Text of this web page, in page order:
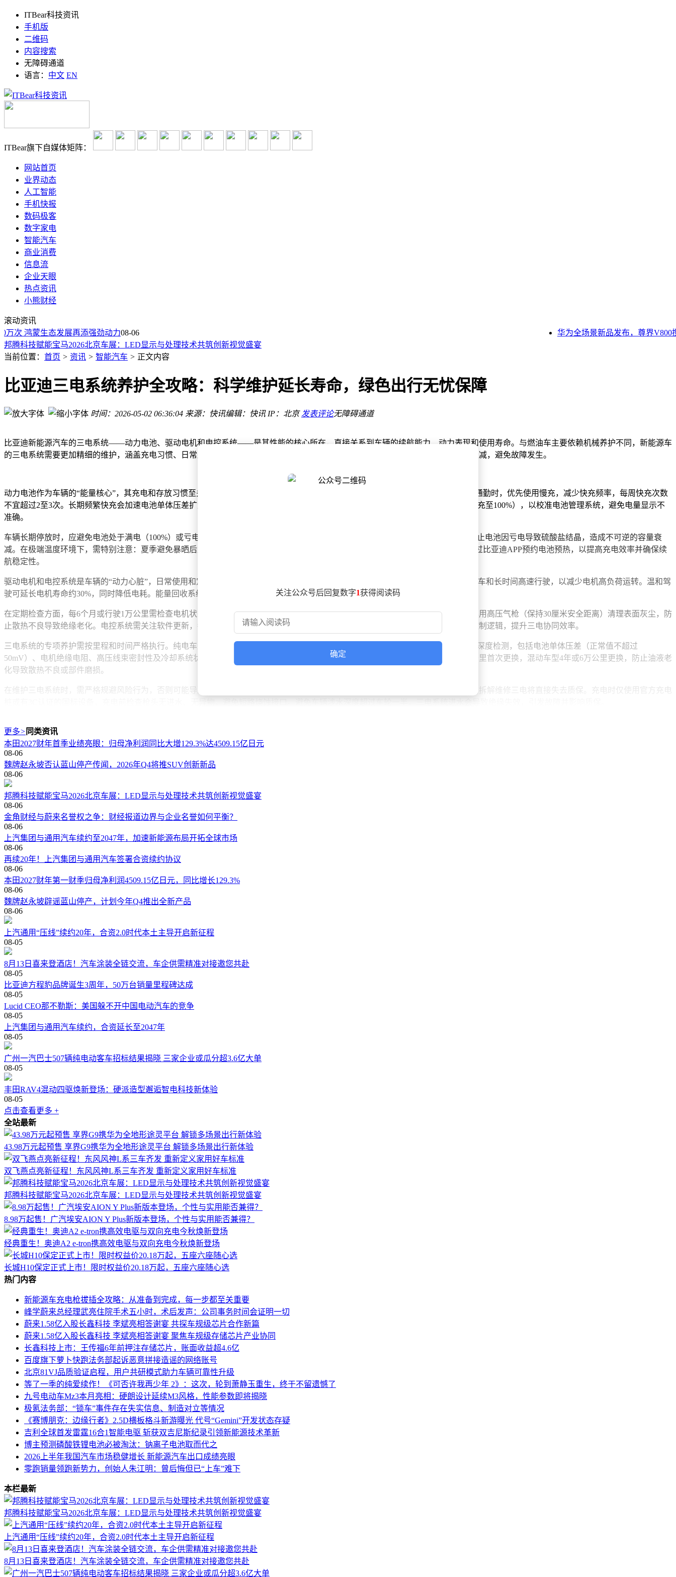
ITBear科技资讯
手机版
二维码
内容搜索
无障碍通道
语言： 中文 EN
ITBear旗下自媒体矩阵：
网站首页
业界动态
人工智能
手机快报
数码极客
数字家电
智能汽车
商业消费
信息流
企业天眼
热点资讯
小熊财经
滚动资讯
次 鸿蒙生态发展再添强劲动力08-06 华为全场景新品发布，尊界V800
8月13日喜来登酒店！汽车涂装全链交流，车企供需精准对接邀您共赴
魏牌赵永坡否认蓝山停产传闻，2026年Q4将推SUV创新新品
邦腾科技赋能宝马2026北京车展：LED显示与处理技术共筑创新视觉盛宴
金角财经与蔚来名誉权之争：财经报道边界与企业名誉如何平衡？
上汽集团与通用汽车续约至2047年，加速新能源布局开拓全球市场
本田2027财年第一财季归母净利润4509.15亿日元，同比增长129.3%
魏牌赵永坡辟谣蓝山停产，计划今年Q4推出全新产品
上汽通用“压线”续约20年，合资2.0时代本土主导开启新征程
8月13日喜来登酒店！汽车涂装全链交流，车企供需精准对接邀您共赴
当前位置： 首页 > 资讯 > 智能汽车 > 正文内容
比亚迪三电系统养护全攻略：科学维护延长寿命，绿色出行无忧保障
时间：2026-05-02 06:36:04 来源：快讯编辑：快讯 IP：北京 发表评论无障碍通道
比亚迪新能源汽车的三电系统——动力电池、驱动电机和电控系统——是其性能的核心所在，直接关系到车辆的续航能力、动力表现和使用寿命。与燃油车主要依赖机械养护不同，新能源车
的三电系统需要更加精细的维护，涵盖充电习惯、日常监测、定期保养和风险规避四个方面。只有遵循科学方法，才能有效延缓系统衰减，避免故障发生。
动力电池作为车辆的“能量核心”，其充电和存放习惯至关重要。核心原则是避免过度充放电，建议将电量维持在20%至80%之间。日常通勤时，优先使用慢充，减少快充频率，每周快充次数
不宜超过2至3次。长期频繁快充会加速电池单体压差扩大，导致续航能力下降。对于磷酸铁锂电池，每月可进行一次满充满放（从20%充至100%），以校准电池管理系统，避免电量显示不
准确。
车辆长期停放时，应避免电池处于满电（100%）或亏电（低于20%）状态，最佳存放电量为40%至60%，并每1至2个月补充一次电，防止电池因亏电导致硫酸盐结晶，造成不可逆的容量衰
减。在极端温度环境下，需特别注意：夏季避免暴晒后立即充电，高温（超过45℃）会加速电池老化；冬季（低于0℃）充电前，可通过比亚迪APP预约电池预热，以提高充电效率并确保续
航稳定性。
驱动电机和电控系统是车辆的“动力心脏”，日常使用和定期检查同样不可或缺。驾驶习惯直接影响电机寿命，应避免频繁急加速、急刹车和长时间高速行驶，以减少电机高负荷运转。温和驾
驶可延长电机寿命约30%，同时降低电耗。能量回收系统建议调至中档，既能回收电能，又能减少对电机和电控系统的冲击。
在定期检查方面，每6个月或行驶1万公里需检查电机状态，留意是否有异常噪音、抖动或过热现象，并保持电机及控制器清洁。每半年用高压气枪（保持30厘米安全距离）清理表面灰尘，防
止散热不良导致绝缘老化。电控系统需关注软件更新，每半年到授权门店检测并升级电池管理系统和电控程序，修复系统漏洞，优化控制逻辑，提升三电协同效率。
三电系统的专项养护需按里程和时间严格执行。纯电车型每2万公里或12个月，插电混动车型每1.5万公里或12个月，需到授权网点完成深度检测，包括电池单体压差（正常值不超过
50mV）、电机绝缘电阻、高压线束密封性及冷却系统状态。电池冷却液每4年或8万公里更换一次，电机减速器油方面，纯电车型6万公里首次更换，混动车型4年或6万公里更换，防止油液老
化导致散热不良或部件磨损。
在维护三电系统时，需严格规避风险行为，否则可能导致质保失效或严重故障。严禁私自改装电池、电控系统或高压线束，非授权门店拆解维修三电将直接失去质保。充电时仅使用官方充电
桩或有3C认证的国标设备，充电前检查枪头无进水、无异物，避免短路烧蚀接口。避免车辆涉水深度超过车轮一半，三电系统进水会导致绝缘失效，引发故障并影响质保。
这不仅有助于长期保持续航和动力性能，还能为车主节省大量维修成本，确保每一次绿色出行都安心无忧。
关注公众号后回复数字1获得阅读码
确定
更多> 同类资讯
本田2027财年首季业绩亮眼：归母净利润同比大增129.3%达4509.15亿日元
08-06
魏牌赵永坡否认蓝山停产传闻，2026年Q4将推SUV创新新品
08-06
邦腾科技赋能宝马2026北京车展：LED显示与处理技术共筑创新视觉盛宴
08-06
金角财经与蔚来名誉权之争：财经报道边界与企业名誉如何平衡？
08-06
上汽集团与通用汽车续约至2047年，加速新能源布局开拓全球市场
08-06
再续20年！上汽集团与通用汽车签署合资续约协议
08-06
本田2027财年第一财季归母净利润4509.15亿日元，同比增长129.3%
08-06
魏牌赵永坡辟谣蓝山停产，计划今年Q4推出全新产品
08-06
上汽通用“压线”续约20年，合资2.0时代本土主导开启新征程
08-05
8月13日喜来登酒店！汽车涂装全链交流，车企供需精准对接邀您共赴
08-05
比亚迪方程豹品牌诞生3周年，50万台销量里程碑达成
08-05
Lucid CEO那不勒斯：美国躲不开中国电动汽车的竞争
08-05
上汽集团与通用汽车续约，合资延长至2047年
08-05
广州一汽巴士507辆纯电动客车招标结果揭晓 三家企业或瓜分超3.6亿大单
08-05
丰田RAV4混动四驱焕新登场：硬派造型邂逅智电科技新体验
08-05
点击查看更多 +
全站最新
43.98万元起预售 享界G9携华为全地形途灵平台 解锁多场景出行新体验
双飞燕点亮新征程！东风风神L系三车齐发 重新定义家用好车标准
邦腾科技赋能宝马2026北京车展：LED显示与处理技术共筑创新视觉盛宴
8.98万起售！广汽埃安AION Y Plus新版本登场，个性与实用能否兼得？
经典重生！奥迪A2 e-tron携高效电驱与双向充电今秋焕新登场
长城H10保定正式上市！限时权益价20.18万起，五座六座随心选
热门内容
新能源车充电枪拔插全攻略：从准备到完成，每一步都至关重要
峰学蔚来总经理武亮住院手术五小时，术后发声：公司事务时间会证明一切
蔚来1.58亿入股长鑫科技 李斌亮相答谢宴 共探车规级芯片合作新篇
蔚来1.58亿入股长鑫科技 李斌亮相答谢宴 聚焦车规级存储芯片产业协同
长鑫科技上市：王传福6年前押注存储芯片，账面收益超4.6亿
百度旗下萝卜快跑法务部起诉恶意拼接造谣的网络账号
北京81VJ品质验证启程，用户共研模式助力车辆可靠性升级
等了一季的纯爱续作！《可否许我再少年 2》：这次，轮到萧静玉重生，终于不留遗憾了
九号电动车Mz3本月亮相：硬朗设计延续M3风格，性能参数即将揭晓
极氪法务部：“锁车”事件存在失实信息、制造对立等情况
《赛博朋克：边缘行者》2.5D横板格斗新游曝光 代号“Gemini”开发状态存疑
吉利全球首发雷霆16合1智能电驱 斩获双吉尼斯纪录引领新能源技术革新
博主预测磷酸铁锂电池必被淘汰：钠离子电池取而代之
2026上半年我国汽车市场稳健增长 新能源汽车出口成绩亮眼
零跑销量领跑新势力，创始人朱江明：曾后悔但已“上车”难下
本栏最新
邦腾科技赋能宝马2026北京车展：LED显示与处理技术共筑创新视觉盛宴
上汽通用“压线”续约20年，合资2.0时代本土主导开启新征程
8月13日喜来登酒店！汽车涂装全链交流，车企供需精准对接邀您共赴